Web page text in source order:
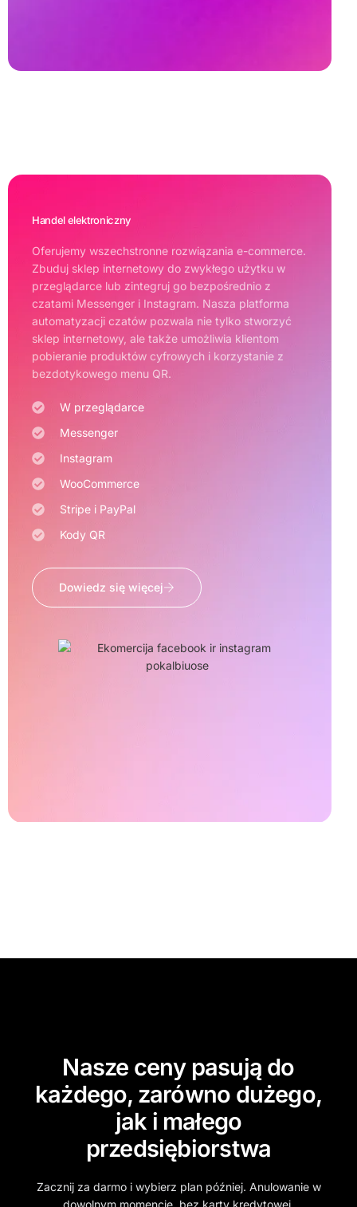
Handel elektroniczny
Oferujemy wszechstronne rozwiązania e-commerce.
Zbuduj sklep internetowy do zwykłego użytku w
przeglądarce lub zintegruj go bezpośrednio z
czatami Messenger i Instagram. Nasza platforma
automatyzacji czatów pozwala nie tylko stworzyć
sklep internetowy, ale także umożliwia klientom
pobieranie produktów cyfrowych i korzystanie z
bezdotykowego menu QR.
W przeglądarce
Messenger
Instagram
WooCommerce
Stripe i PayPal
Kody QR
Dowiedz się więcej
Nasze ceny pasują do
każdego, zarówno dużego,
jak i małego
przedsiębiorstwa
Zacznij za darmo i wybierz plan później. Anulowanie w
dowolnym momencie, bez karty kredytowej.